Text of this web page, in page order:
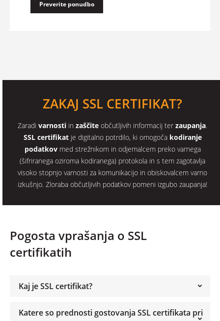
Preverite ponudbo
ZAKAJ SSL CERTIFIKAT?
Zaradi varnosti in zaščite občutljivih informacij ter zaupanja.
SSL certifikatje digitalno potrdilo, ki omogoča kodiranje
podatkovmed strežnikom in odjemalcem preko varnega
(šifriranega oziroma kodiranega) protokola in s tem zagotavlja
visoko stopnjo varnosti za komunikacijo in obiskovalcem varno
izkušnjo. Zloraba občutljivih podatkov pomeni izgubo zaupanja!
Pogosta vprašanja o SSL
certifikatih
Kaj je SSL certifikat?
Katere so prednosti gostovanja SSL certifikata pri